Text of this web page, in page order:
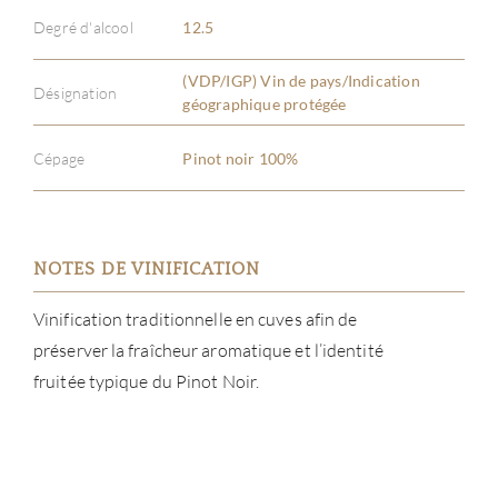
Degré d'alcool 12.5
Désignation
(VDP/IGP) Vin de pays/Indication
géographique protégée
Cépage Pinot noir 100%
NOTES DE VINIFICATION
Vinification traditionnelle en cuves afin de
préserver la fraîcheur aromatique et l’identité
fruitée typique du Pinot Noir.